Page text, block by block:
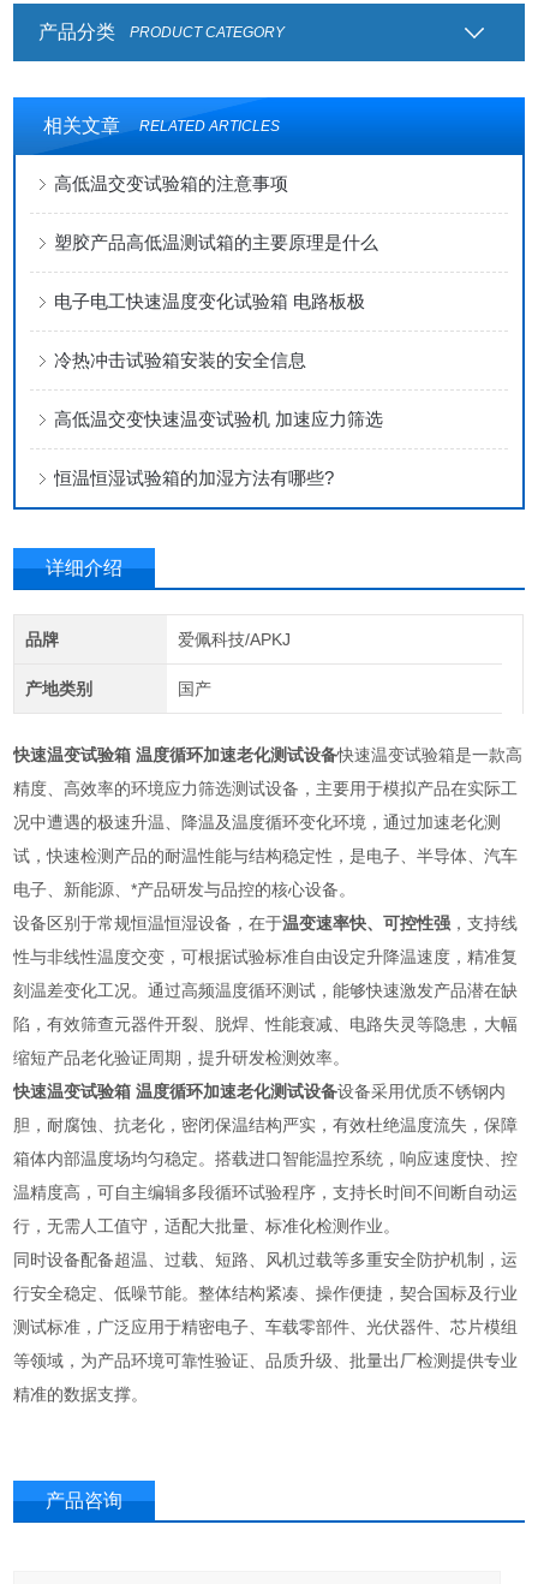
产品分类 PRODUCT CATEGORY
相关文章 RELATED ARTICLES
高低温交变试验箱的注意事项
塑胶产品高低温测试箱的主要原理是什么
电子电工快速温度变化试验箱 电路板极
冷热冲击试验箱安装的安全信息
高低温交变快速温变试验机 加速应力筛选
恒温恒湿试验箱的加湿方法有哪些?
详细介绍
品牌 爱佩科技/APKJ
产地类别 国产
快速温变试验箱 温度循环加速老化测试设备快速温变试验箱是一款高
精度、高效率的环境应力筛选测试设备，主要用于模拟产品在实际工
况中遭遇的极速升温、降温及温度循环变化环境，通过加速老化测
试，快速检测产品的耐温性能与结构稳定性，是电子、半导体、汽车
电子、新能源、*产品研发与品控的核心设备。
设备区别于常规恒温恒湿设备，在于温变速率快、可控性强 ，支持线
性与非线性温度交变，可根据试验标准自由设定升降温速度，精准复
刻温差变化工况。通过高频温度循环测试，能够快速激发产品潜在缺
陷，有效筛查元器件开裂、脱焊、性能衰减、电路失灵等隐患，大幅
缩短产品老化验证周期，提升研发检测效率。
快速温变试验箱 温度循环加速老化测试设备设备采用优质不锈钢内
胆，耐腐蚀、抗老化，密闭保温结构严实，有效杜绝温度流失，保障
箱体内部温度场均匀稳定。搭载进口智能温控系统，响应速度快、控
温精度高，可自主编辑多段循环试验程序，支持长时间不间断自动运
行，无需人工值守，适配大批量、标准化检测作业。
同时设备配备超温、过载、短路、风机过载等多重安全防护机制，运
行安全稳定、低噪节能。整体结构紧凑、操作便捷，契合国标及行业
测试标准，广泛应用于精密电子、车载零部件、光伏器件、芯片模组
等领域，为产品环境可靠性验证、品质升级、批量出厂检测提供专业
精准的数据支撑。
产品咨询